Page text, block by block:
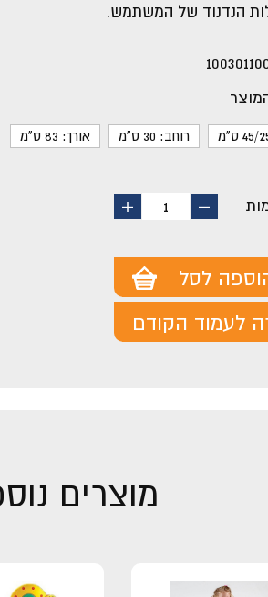
הנדנוד של המשתמש.
רוחב: 30 ס"מ אורך: 83 ס"מ
החסר
1
הוסף
לסל
לעמוד הקודם
מוצרים